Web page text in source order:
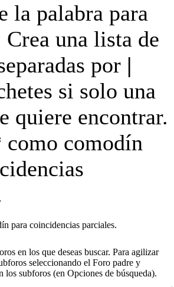
la palabra para
una lista de
por |
si solo una
quiere encontrar.
como comodín
para coincidencias parciales.
en los que deseas buscar. Para agilizar
seleccionando el Foro padre y
los subforos (en Opciones de búsqueda).